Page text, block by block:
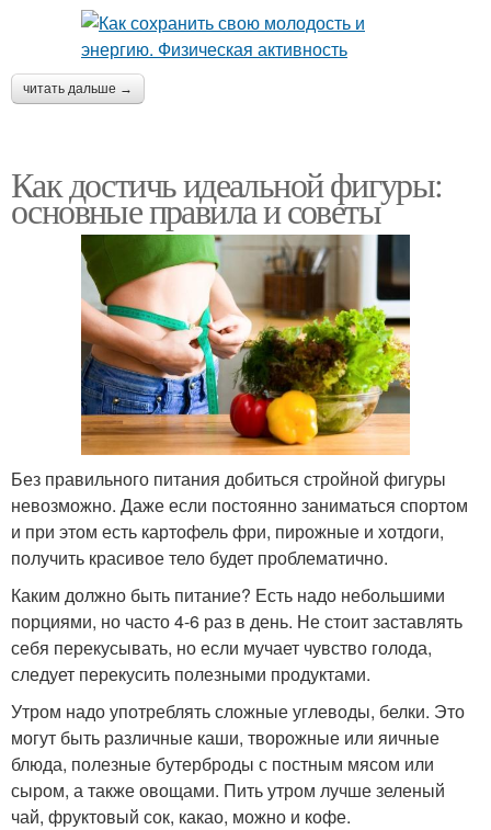
читать дальше →
Как достичь идеальной фигуры:
основные правила и советы
Без правильного питания добиться стройной фигуры
невозможно. Даже если постоянно заниматься спортом
и при этом есть картофель фри, пирожные и хотдоги,
получить красивое тело будет проблематично.
Каким должно быть питание? Есть надо небольшими
порциями, но часто 4-6 раз в день. Не стоит заставлять
себя перекусывать, но если мучает чувство голода,
следует перекусить полезными продуктами.
Утром надо употреблять сложные углеводы, белки. Это
могут быть различные каши, творожные или яичные
блюда, полезные бутерброды с постным мясом или
сыром, а также овощами. Пить утром лучше зеленый
чай, фруктовый сок, какао, можно и кофе.